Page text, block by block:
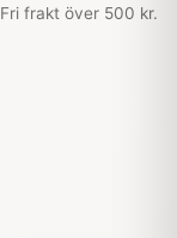
frakt över 500 kr.